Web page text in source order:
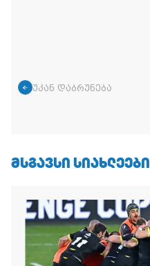
უკან დაბრუნება
ᲛᲡᲒᲐᲕᲡᲘ ᲡᲘᲐᲮᲚᲔᲔᲑᲘ